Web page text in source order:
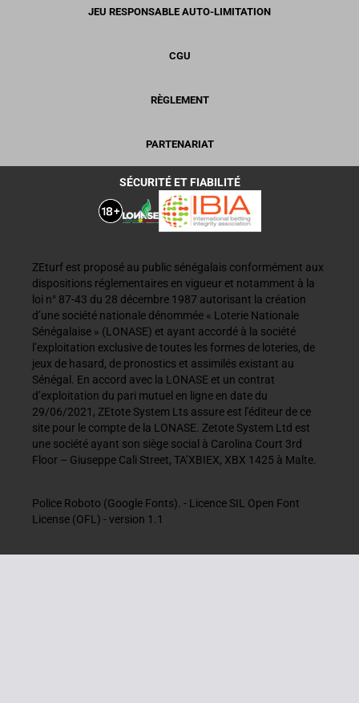
JEU RESPONSABLE AUTO-LIMITATION
CGU
RÈGLEMENT
PARTENARIAT
SÉCURITÉ ET FIABILITÉ
ZEturf est proposé au public sénégalais conformément aux
dispositions réglementaires en vigueur et notamment à la
loi n° 87-43 du 28 décembre 1987 autorisant la création
d’une société nationale dénommée « Loterie Nationale
Sénégalaise » (LONASE) et ayant accordé à la société
l’exploitation exclusive de toutes les formes de loteries, de
jeux de hasard, de pronostics et assimilés existant au
Sénégal. En accord avec la LONASE et un contrat
d’exploitation du pari mutuel en ligne en date du
29/06/2021, ZEtote System Lts assure est l'éditeur de ce
site pour le compte de la LONASE. Zetote System Ltd est
une société ayant son siège social à Carolina Court 3rd
Floor – Giuseppe Cali Street, TA’XBIEX, XBX 1425 à Malte.
Police Roboto (Google Fonts). - Licence SIL Open Font
License (OFL) - version 1.1